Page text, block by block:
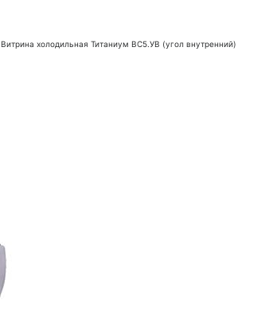
Витрина холодильная Титаниум ВС5.УВ (угол внутренний)